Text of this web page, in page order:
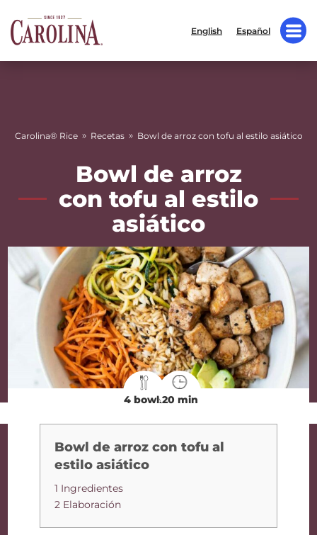
English Español
Carolina® Rice » Recetas » Bowl de arroz con tofu al estilo asiático
Bowl de arroz
con tofu al estilo
asiático
4 bowls20 min
Bowl de arroz con tofu al
estilo asiático
1 Ingredientes
2 Elaboración